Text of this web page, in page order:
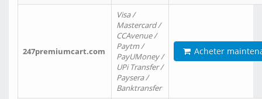
247premiumcart.com
Visa /
Mastercard /
CCAvenue /
Paytm /
PayUMoney /
UPi Transfer /
Paysera /
Banktransfer
Acheter